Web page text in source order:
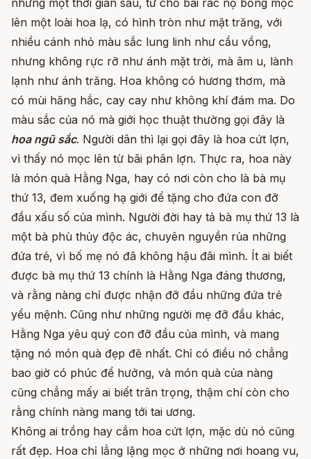
nhưng một thời gian sau, từ chỗ bãi rác nọ bỗng mọc
lên một loài hoa lạ, có hình tròn như mặt trăng, với
nhiều cánh nhỏ màu sắc lung linh như cầu vồng,
nhưng không rực rỡ như ánh mặt trời, mà âm u, lành
lạnh như ánh trăng. Hoa không có hương thơm, mà
có mùi hăng hắc, cay cay như không khí đám ma. Do
màu sắc của nó mà giới học thuật thường gọi đây là
hoa ngũ sắc. Người dân thì lại gọi đây là hoa cứt lợn,
vì thấy nó mọc lên từ bãi phân lợn. Thực ra, hoa này
là món quà Hằng Nga, hay có nơi còn cho là bà mụ
thứ 13, đem xuống hạ giới để tặng cho đứa con đỡ
đầu xấu số của mình. Người đời hay tả bà mụ thứ 13 là
một bà phù thủy độc ác, chuyên nguyền rủa những
đứa trẻ, vì bố mẹ nó đã không hậu đãi mình. Ít ai biết
được bà mụ thứ 13 chính là Hằng Nga đáng thương,
và rằng nàng chỉ được nhận đỡ đầu những đứa trẻ
yểu mệnh. Cũng như những người mẹ đỡ đầu khác,
Hằng Nga yêu quý con đỡ đầu của mình, và mang
tặng nó món quà đẹp đẽ nhất. Chỉ có điều nó chẳng
bao giờ có phúc để hưởng, và món quà của nàng
cũng chẳng mấy ai biết trân trọng, thậm chí còn cho
rằng chính nàng mang tới tai ương.
Không ai trồng hay cắm hoa cứt lợn, mặc dù nó cũng
rất đẹp. Hoa chỉ lẳng lặng mọc ở những nơi hoang vu,